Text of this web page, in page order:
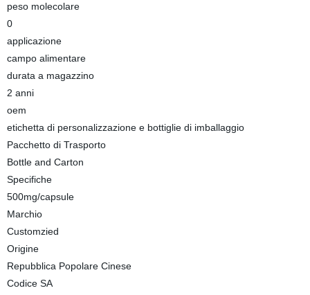
peso molecolare
0
applicazione
campo alimentare
durata a magazzino
2 anni
oem
etichetta di personalizzazione e bottiglie di imballaggio
Pacchetto di Trasporto
Bottle and Carton
Specifiche
500mg/capsule
Marchio
Customzied
Origine
Repubblica Popolare Cinese
Codice SA